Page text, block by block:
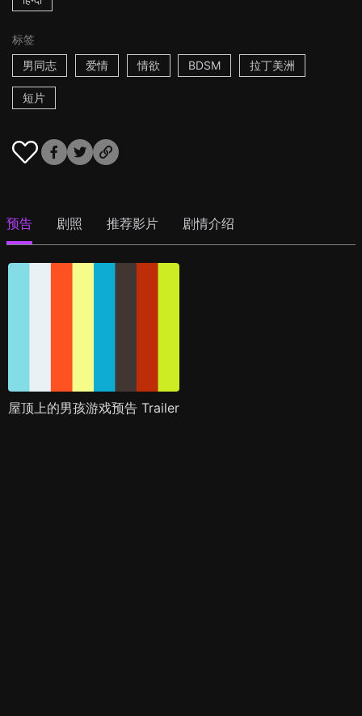
标签
男同志
爱情 情欲 BDSM 拉丁美洲
短片
预告 剧照 推荐影片 剧情介绍
屋顶上的男孩游戏预告 Trailer